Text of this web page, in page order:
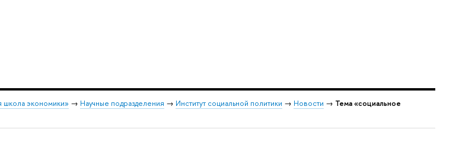
школа экономики» → Научные подразделения → Институт социальной политики → Новости → Тема «социальное